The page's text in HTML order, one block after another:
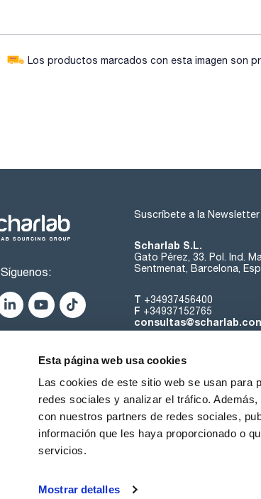
Esta página web usa cookies
Las cookies de este sitio web se usan para
redes sociales y analizar el tráfico.
con nuestros partners de redes sociales,
información que les haya proporcionado o
servicios.
Mostrar detalles
Los productos marcados con esta imagen son
Síguenos:
Suscríbete a la Newsletter
Scharlab S.L.
Gato Pérez, 33. Pol. Ind.
Sentmenat, Barcelona,
T +34937456400
F +34937152765
Sobre nosotros
Condiciones de uso